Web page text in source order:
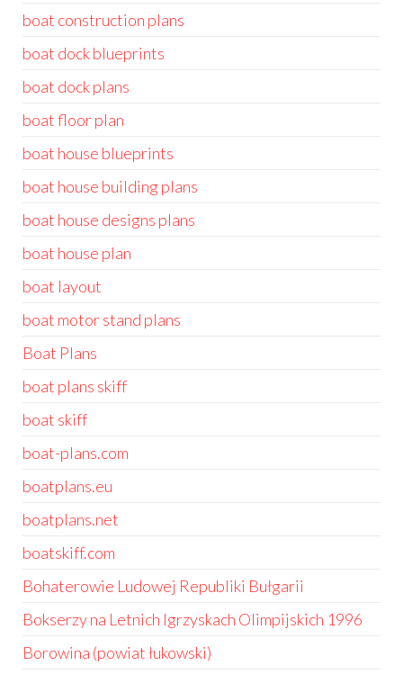
boat construction plans
boat dock blueprints
boat dock plans
boat floor plan
boat house blueprints
boat house building plans
boat house designs plans
boat house plan
boat layout
boat motor stand plans
Boat Plans
boat plans skiff
boat skiff
boat-plans.com
boatplans.eu
boatplans.net
boatskiff.com
Bohaterowie Ludowej Republiki Bułgarii
Bokserzy na Letnich Igrzyskach Olimpijskich 1996
Borowina (powiat łukowski)